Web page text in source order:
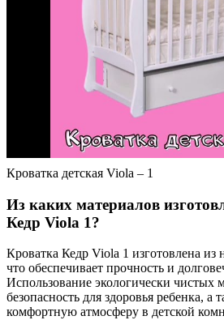
Кроватка детская Viola – 1
Из каких материалов
Кедр Viola 1?
Кроватка Кедр Viola 1 изготовлена из
что обеспечивает прочность и
Использование экологически чистых
безопасность для здоровья ребенка, а
комфортную атмосферу в детской